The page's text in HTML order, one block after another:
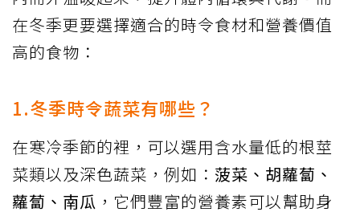
在冬季更要選擇適合的時令食材和營養價值
高的食物：
1.冬季時令蔬菜有哪些？
在寒冷季節的裡，可以選用含水量低的根莖
菜類以及深色蔬菜，例如： 菠菜、胡蘿蔔、
蘿蔔、南瓜 ，它們豐富的營養素可以幫助身